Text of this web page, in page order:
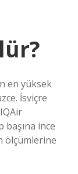
en yüksek
İsviçre
ince
ölçümlerine